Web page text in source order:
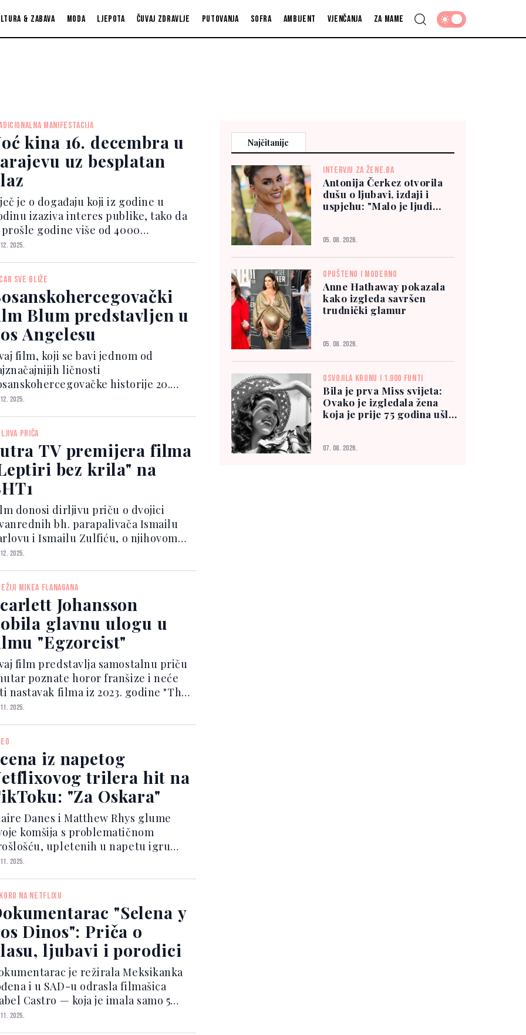
& zabava Moda Ljepota Čuvaj zdravlje Putovanja Sofra Ambijent Vjenčanja Za mame
MANIFESTACIJA
kina 16. decembra u
uz besplatan
je o događaju koji iz godine u
izaziva interes publike, tako da
godine više od 4000
uživalo u Noći kina,
mjesta.Noć kina bit će
u utorak, 16. decembra...
2025.
SVE BLIŽE
Blum predstavljen u
Angelesu
film, koji se bavi jednom od
ličnosti
historije 20.
kandidovan je u dvije
film i najbolji
film. U Los Angelesu je
decembra...
2025.
PRIČA
TV premijera filma
bez krila" na
donosi dirljivu priču o dvojici
bh. parapalivača Ismailu
i Ismailu Zulfiću, o njihovom
prijateljstvu i ljubavi prema
podršci roditelja,
radu s trenerom A...
2025.
MIKEA FLANAGANA
Johansson
glavnu ulogu u
"Egzorcist"
film predstavlja samostalnu priču
poznate horor franšize i neće
nastavak filma iz 2023. godine "The
Believer" koji je režirao David
"The Haunting of Hill House" i
2025.
iz napetog
trilera hit na
"Za Oskara"
Danes i Matthew Rhys glume
komšija s problematičnom
upletenih u napetu igru
i miša koja istražuje opsesiju,
o drugima u eri izolacije i
Serija, koja j...
2025.
NA NETFLIXU
"Selena y
Dinos": Priča o
ljubavi i porodici
je režirala Meksikanka
i u SAD-u odrasla filmašica
Castro — koja je imala samo 5
kada je Selena prerano
2025.
Najčitanije
INTERVJU ZA ŽENE.BA
Antonija Čerkez otvorila
dušu o ljubavi, izdaji i
uspjehu: "Malo je ljudi
05. 08. 2026.
OPUŠTENO I MODERNO
Anne Hathaway pokazala
kako izgleda savršen
trudnički glamur
05. 08. 2026.
OSVOJILA KRUNU I 1.000 FUNTI
Bila je prva Miss svijeta:
Ovako je izgledala žena
koja je prije 75 godina ušla
07. 08. 2026.